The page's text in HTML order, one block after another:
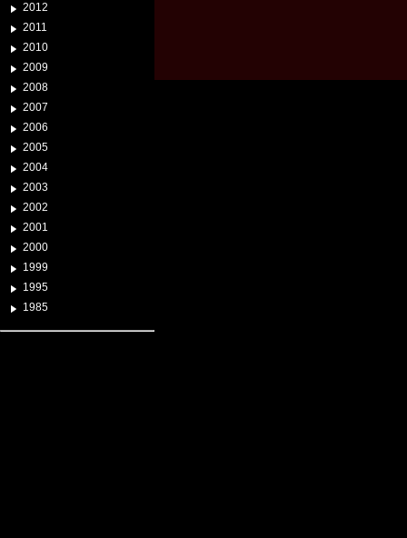
2012
2011
2010
2009
2008
2007
2006
2005
2004
2003
2002
2001
2000
1999
1995
1985